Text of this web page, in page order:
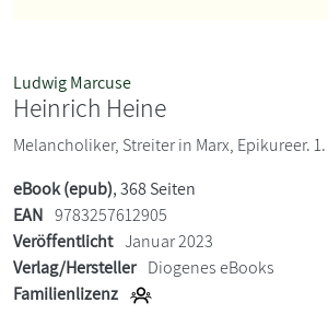
Ludwig Marcuse
Heinrich Heine
Melancholiker, Streiter in Marx, Epikureer.
eBook (epub), 368 Seiten
EAN 9783257612905
Veröffentlicht Januar 2023
Verlag/Hersteller Diogenes eBooks
Familienlizenz